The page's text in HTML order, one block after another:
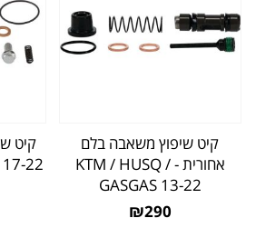
קיט שיפוץ משאבה בלם
אחורית - KTM / HUSQ /
GASGAS 13-22
₪290
קיט
17-22